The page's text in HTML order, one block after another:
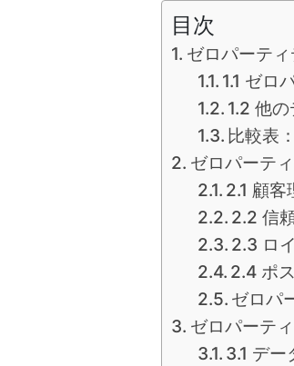
目次
ゼロパーテ
1.1 ゼロ
1.2 他
比較表
ゼロパーテ
2.1 顧客
2.2 信
2.3 ロ
2.4 ポ
ゼロパ
ゼロパーテ
3.1 デー